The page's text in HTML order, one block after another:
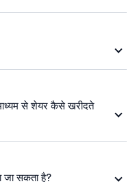
से शेयर कैसे खरीदते
सकता है?